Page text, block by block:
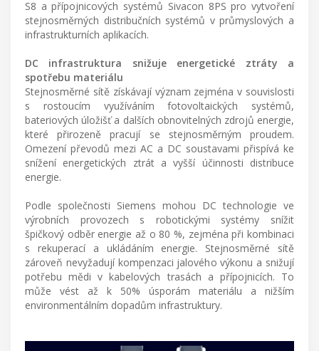
S8 a přípojnicových systémů Sivacon 8PS pro vytvoření
stejnosměrných distribučních systémů v průmyslových a
infrastrukturních aplikacích.
DC infrastruktura snižuje energetické ztráty a
spotřebu materiálu
Stejnosměrné sítě získávají význam zejména v souvislosti
s rostoucím využíváním fotovoltaických systémů,
bateriových úložišť a dalších obnovitelných zdrojů energie,
které přirozeně pracují se stejnosměrným proudem.
Omezení převodů mezi AC a DC soustavami přispívá ke
snížení energetických ztrát a vyšší účinnosti distribuce
energie.
Podle společnosti Siemens mohou DC technologie ve
výrobních provozech s robotickými systémy snížit
špičkový odběr energie až o 80 %, zejména při kombinaci
s rekuperací a ukládáním energie. Stejnosměrné sítě
zároveň nevyžadují kompenzaci jalového výkonu a snižují
potřebu mědi v kabelových trasách a přípojnicích. To
může vést až k 50% úsporám materiálu a nižším
environmentálním dopadům infrastruktury.